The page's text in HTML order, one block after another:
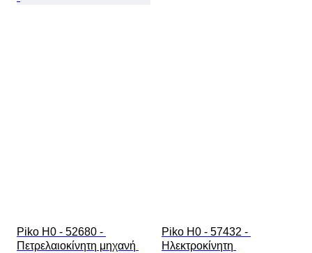
Piko H0 - 52680 -
Πετρελαιοκίνητη μηχανή
Piko H0 - 57432 -
Ηλεκτροκίνητη